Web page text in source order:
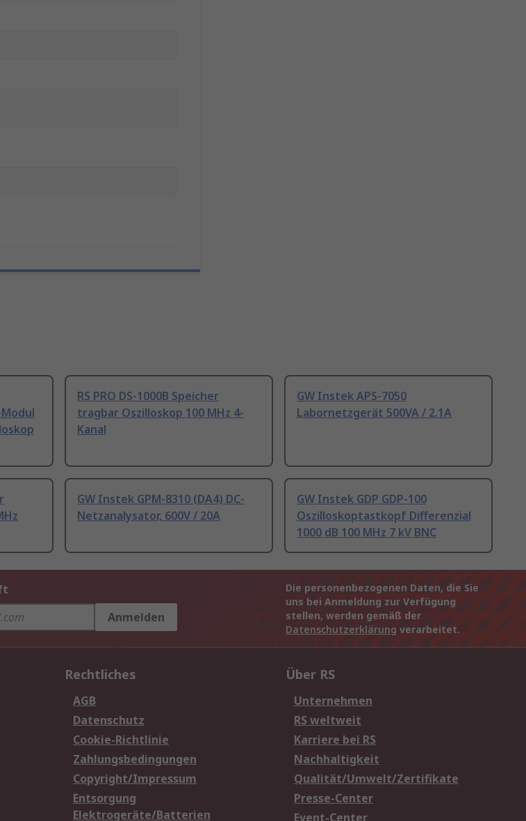
RS PRO DS-1000B Speicher
tragbar Oszilloskop 100 MHz 4-
Kanal
GW Instek APS-7050
Labornetzgerät 500VA / 2.1A
GW Instek GPM-8310 (DA4) DC-
Netzanalysator, 600V / 20A
GW Instek GDP GDP-100
Oszilloskoptastkopf Differenzial
1000 dB 100 MHz 7 kV BNC
Anmelden
Die personenbezogenen Daten, die Sie
uns bei Anmeldung zur Verfügung
stellen, werden gemäß der
Datenschutzerklärung verarbeitet.
Rechtliches
AGB
Datenschutz
Cookie-Richtlinie
Zahlungsbedingungen
Copyright/Impressum
Entsorgung
Elektrogeräte/Batterien
Über RS
Unternehmen
RS weltweit
Karriere bei RS
Nachhaltigkeit
Qualität/Umwelt/Zertifikate
Presse-Center
Event-Center